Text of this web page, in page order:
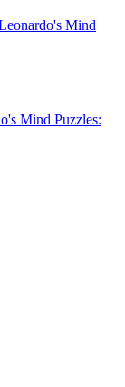
Mind
Mind Puzzles: